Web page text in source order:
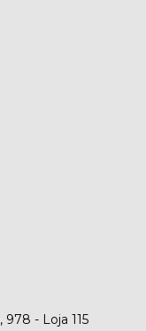
- Loja 115